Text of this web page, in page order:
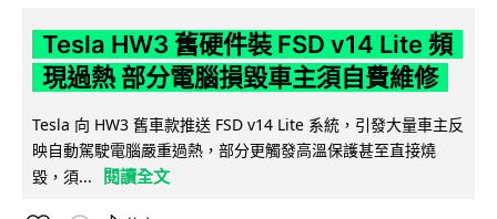
Tesla HW3 舊硬件裝 FSD v14 Lite 頻
現過熱 部分電腦損毀車主須自費維修
Tesla 向 HW3 舊車款推送 FSD v14 Lite 系統，引發大量車主反
映自動駕駛電腦嚴重過熱，部分更觸發高溫保護甚至直接燒
毀，須...
閱讀全文